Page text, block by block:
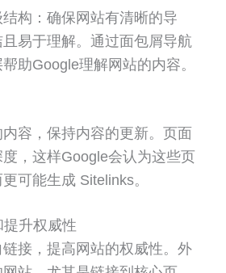
构：确保网站有清晰的导
易于理解。通过面包屑导航
助Google理解网站的内容。
容，保持内容的更新。页面
，这样Google会认为这些页
可能生成 Sitelinks。
升权威性
接，提高网站的权威性。外